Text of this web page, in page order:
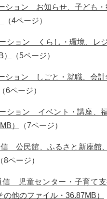
ション お知らせ、子ども・
（4ページ）
ション くらし・環境、レ
（5ページ）
ション しごと・就職、会
（6ページ）
ション イベント・講座、
）
（7ページ）
公民館、ふるさと新座館
ページ）
信 児童センター・子育て
の他のファイル・36.87MB）